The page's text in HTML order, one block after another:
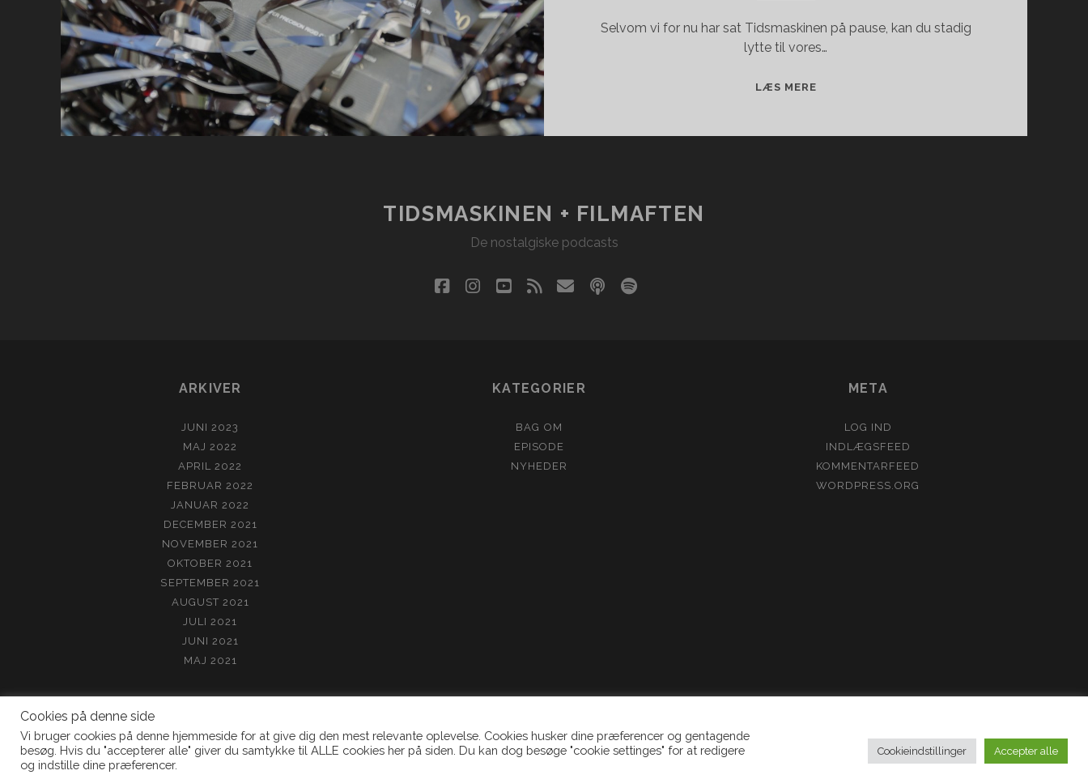
Selvom vi for nu har sat Tidsmaskinen på pause, kan du stadig
lytte til vores…
LÆS MERELYT
TIDSMASKINEN + FILMAFTEN
De nostalgiske podcasts
facebookinstagram
youtube
rss emailpodcastspotify
ARKIVER
JUNI 2023
MAJ 2022
APRIL 2022
FEBRUAR 2022
JANUAR 2022
DECEMBER 2021
NOVEMBER 2021
OKTOBER 2021
SEPTEMBER 2021
AUGUST 2021
JULI 2021
JUNI 2021
MAJ 2021
KATEGORIER
BAG OM
EPISODE
NYHEDER
META
LOG IND
INDLÆGSFEED
KOMMENTARFEED
WORDPRESS.ORG
Cookies på denne side
Vi bruger cookies på denne hjemmeside for at give dig den mest relevante oplevelse. Cookies husker dine præferencer og gentagende
besøg. Hvis du "accepterer alle" giver du samtykke til ALLE cookies her på siden. Du kan dog besøge "cookie settinges" for at redigere
og indstille dine præferencer.
Cookieindstillinger Accepter alle